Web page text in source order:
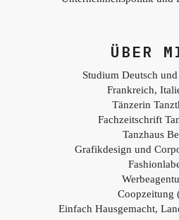
ÜBER
Studium Deutsch
Frankreich,
Tänzerin
Fachzeitschrift
Tanzhaus
Grafikdesign und
Coopzeitung
Einfach Hausgemacht,